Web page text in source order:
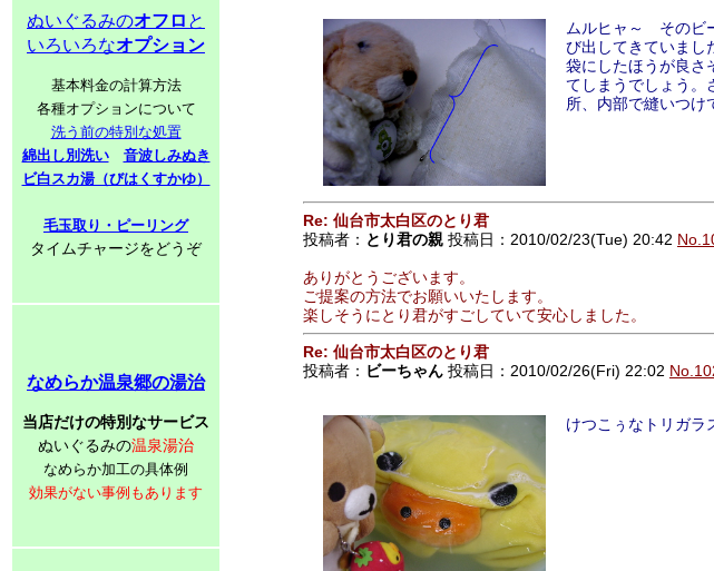
ぬいぐるみのオフロ と
いろいろなオプション
基本料金の計算方法
各種オプションについて
洗う前の特別な処置
綿出し別洗い
音波しみぬき
ビ白スカ湯（びはくすかゆ）
毛玉取り・ピーリング
タイムチャージをどうぞ
なめらか温泉郷の湯治
当店だけの特別なサービス
ぬいぐるみの温泉湯治
なめらか加工の具体例
効果がない事例もあります
ムルヒャ～ そのビ
び出してきていまし
袋にしたほうが良さ
てしまうでしょう。
所、内部で縫いつけ
Re: 仙台市太白区のとり君
投稿者： とり君の親 投稿日：2010/02/23(Tue) 20:42
ありがとうございます。
ご提案の方法でお願いいたします。
楽しそうにとり君がすごしていて安心しました。
Re: 仙台市太白区のとり君
投稿者： ビーちゃん 投稿日：2010/02/26(Fri) 22:02
けつこぅなトリガラ